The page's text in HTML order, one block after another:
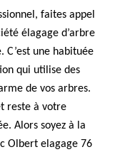
faites appel
élagage d’arbre
C’est une habituée
qui utilise des
de vos arbres.
reste à votre
Alors soyez à la
Olbert elagage 76